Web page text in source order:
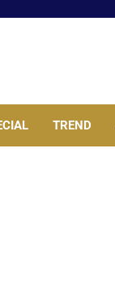
TREND